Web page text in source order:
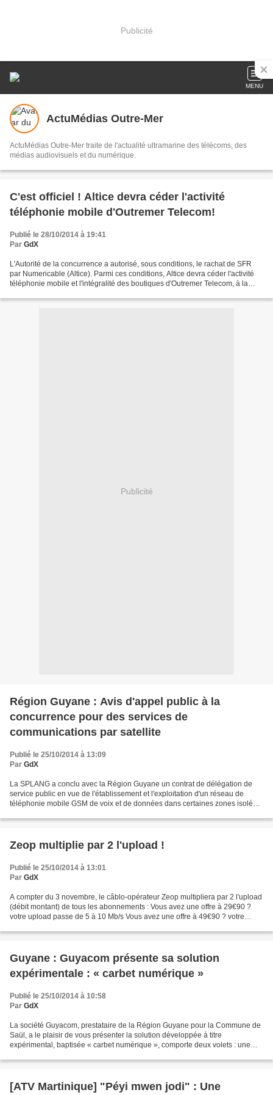
Publicité
MENU
ActuMédias Outre-Mer
ActuMédias Outre-Mer traite de l'actualité ultramarine des télécoms, des
médias audiovisuels et du numérique.
C'est officiel ! Altice devra céder l'activité
téléphonie mobile d'Outremer Telecom!
Publié le 28/10/2014 à 19:41
Par GdX
L'Autorité de la concurrence a autorisé, sous conditions, le rachat de SFR
par Numericable (Altice). Parmi ces conditions, Altice devra céder l'activité
téléphonie mobile et l'intégralité des boutiques d'Outremer Telecom, à la
Publicité
Région Guyane : Avis d'appel public à la
concurrence pour des services de
communications par satellite
Publié le 25/10/2014 à 13:09
Par GdX
La SPLANG a conclu avec la Région Guyane un contrat de délégation de
service public en vue de l'établissement et l'exploitation d'un réseau de
téléphonie mobile GSM de voix et de données dans certaines zones isolées
Zeop multiplie par 2 l'upload !
Publié le 25/10/2014 à 13:01
Par GdX
A compter du 3 novembre, le câblo-opérateur Zeop multipliera par 2 l'upload
(débit montant) de tous les abonnements : Vous avez une offre à 29€90 ?
votre upload passe de 5 à 10 Mb/s Vous avez une offre à 49€90 ? votre
Guyane : Guyacom présente sa solution
expérimentale : « carbet numérique »
Publié le 25/10/2014 à 10:58
Par GdX
La société Guyacom, prestataire de la Région Guyane pour la Commune de
Saül, a le plaisir de vous présenter la solution développée à titre
expérimental, baptisée « carbet numérique », comporte deux volets : une
[ATV Martinique] "Péyi mwen jodi" : Une